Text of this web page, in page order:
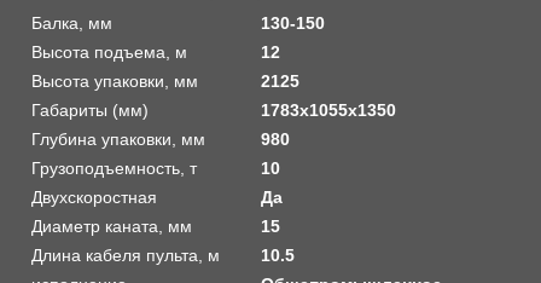
Балка, мм
130-150
Высота подъема, м
12
Высота упаковки, мм
2125
Габариты (мм)
1783х1055х1350
Глубина упаковки, мм
980
Грузоподъемность, т
10
Двухскоростная
Да
Диаметр каната, мм
15
Длина кабеля пульта, м
10.5